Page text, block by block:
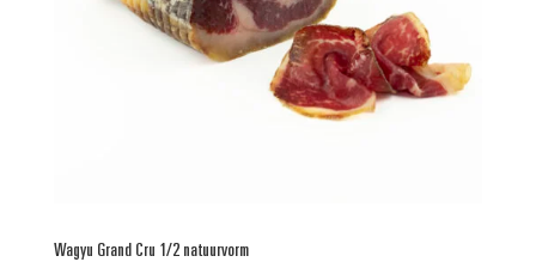
Wagyu Grand Cru 1/2 natuurvorm